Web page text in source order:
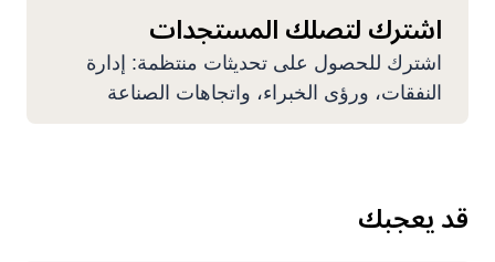
اشترك لتصلك المستجدات
اشترك للحصول على تحديثات منتظمة: إدارة
النفقات، ورؤى الخبراء، واتجاهات الصناعة
قد يعجبك